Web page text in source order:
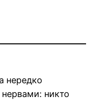
нередко
никто